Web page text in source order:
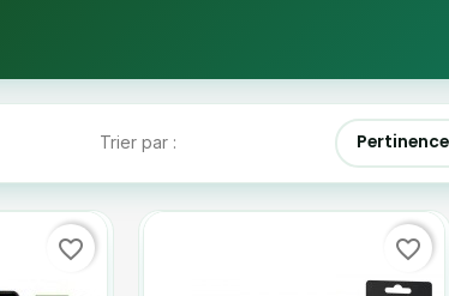
Trier par : Pertinence
favorite_border favorite_border